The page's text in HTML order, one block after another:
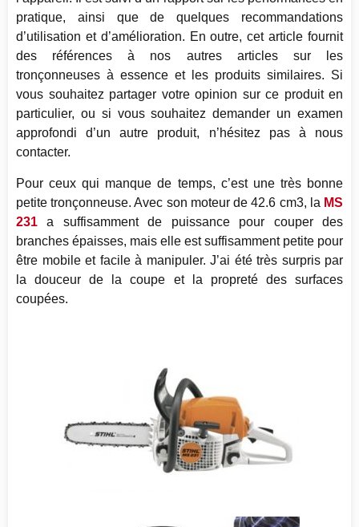
pratique, ainsi que de quelques recommandations
d’utilisation et d’amélioration. En outre, cet article fournit
des références à nos autres articles sur les
tronçonneuses à essence et les produits similaires. Si
vous souhaitez partager votre opinion sur ce produit en
particulier, ou si vous souhaitez demander un examen
approfondi d’un autre produit, n’hésitez pas à nous
contacter.
Pour ceux qui manque de temps, c’est une très bonne
petite tronçonneuse. Avec son moteur de 42.6 cm3, la MS
231 a suffisamment de puissance pour couper des
branches épaisses, mais elle est suffisamment petite pour
être mobile et facile à manipuler. J’ai été très surpris par
la douceur de la coupe et la propreté des surfaces
coupées.